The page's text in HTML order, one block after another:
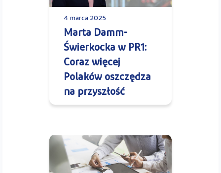
4 marca 2025
Marta Damm-
Świerkocka w PR1:
Coraz więcej
Polaków oszczędza
na przyszłość